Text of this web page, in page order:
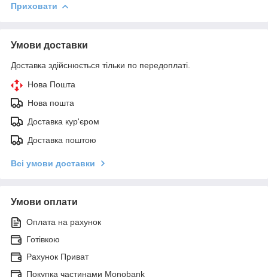
Приховати
Умови доставки
Доставка здійснюється тільки по передоплаті.
Нова Пошта
Нова пошта
Доставка кур'єром
Доставка поштою
Всі умови доставки
Умови оплати
Оплата на рахунок
Готівкою
Рахунок Приват
Покупка частинами Monobank